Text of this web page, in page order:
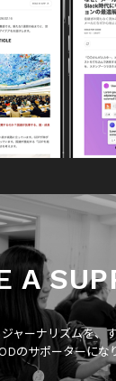
A
ャーナリズムを、
のサポーターにな